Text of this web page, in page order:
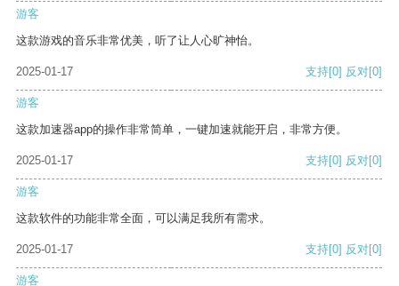
游客
这款游戏的音乐非常优美，听了让人心旷神怡。
2025-01-17 支持[0] 反对[0]
游客
这款加速器app的操作非常简单，一键加速就能开启，非常方便。
2025-01-17 支持[0] 反对[0]
游客
这款软件的功能非常全面，可以满足我所有需求。
2025-01-17 支持[0] 反对[0]
游客